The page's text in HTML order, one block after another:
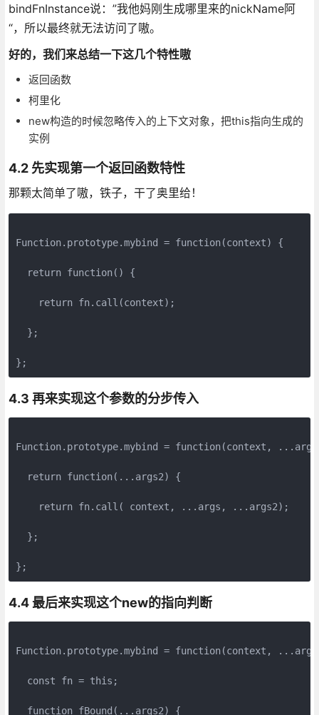
bindFnInstance说：”我他妈刚生成哪里来的nickName阿
“，所以最终就无法访问了嗷。
好的，我们来总结一下这几个特性嗷
返回函数
柯里化
new构造的时候忽略传入的上下文对象，把this指向生成的
实例
4.2 先实现第一个返回函数特性
那颗太简单了嗷，铁子，干了奥里给！
Function.prototype.mybind = function(context) {
return function() {
return fn.call(context);
};
4.3 再来实现这个参数的分步传入
Function.prototype.mybind = function(context,
return function(...args2) {
return fn.call( context, ...args, ...args2);
};
4.4 最后来实现这个new的指向判断
Function.prototype.mybind = function(context,
const fn = this;
function fBound(...args2) {